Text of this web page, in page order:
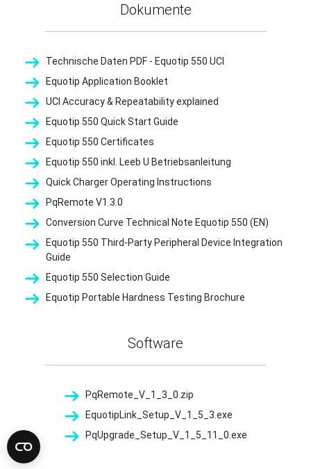
Dokumente
Technische Daten PDF - Equotip 550 UCI
Equotip Application Booklet
UCI Accuracy & Repeatability explained
Equotip 550 Quick Start Guide
Equotip 550 Certificates
Equotip 550 inkl. Leeb U Betriebsanleitung
Quick Charger Operating Instructions
PqRemote V1.3.0
Conversion Curve Technical Note Equotip 550 (EN)
Equotip 550 Third-Party Peripheral Device Integration
Guide
Equotip 550 Selection Guide
Equotip Portable Hardness Testing Brochure
Software
PqRemote_V_1_3_0.zip
EquotipLink_Setup_V_1_5_3.exe
PqUpgrade_Setup_V_1_5_11_0.exe